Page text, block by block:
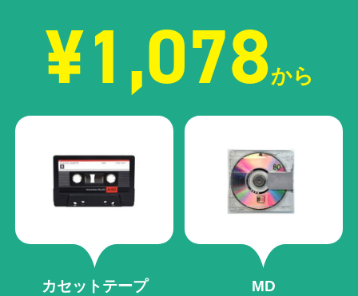
¥1,078から
カセットテープ MD